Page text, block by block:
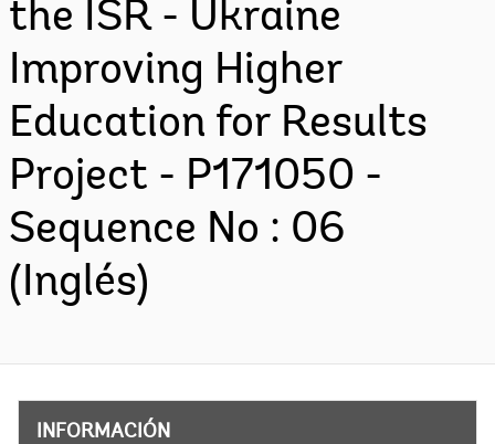
the ISR - Ukraine
Improving Higher
Education for Results
Project - P171050 -
Sequence No : 06
(Inglés)
INFORMACIÓN